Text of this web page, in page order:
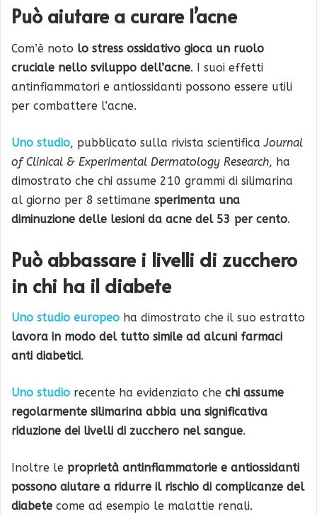
Può aiutare a curare l’acne
Com’è noto lo stress ossidativo gioca un ruolo
cruciale nello sviluppo dell’acne. I suoi effetti
antinfiammatori e antiossidanti possono essere utili
per combattere l’acne.
Uno studio, pubblicato sulla rivista scientificaJournal
of Clinical & Experimental Dermatology Research, ha
dimostrato che chi assume 210 grammi di silimarina
al giorno per 8 settimane sperimenta una
diminuzione delle lesioni da acne del 53 per cento.
Può abbassare i livelli di zucchero
in chi ha il diabete
Uno studio europeo ha dimostrato che il suo estratto
lavora in modo del tutto simile ad alcuni farmaci
anti diabetici.
Uno studio recente ha evidenziato che chi assume
regolarmente silimarina abbia una significativa
riduzione dei livelli di zucchero nel sangue.
Inoltre le proprietà antinfiammatorie e antiossidanti
possono aiutare a ridurre il rischio di complicanze del
diabete come ad esempio le malattie renali.